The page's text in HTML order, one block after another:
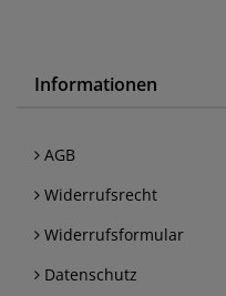
Informationen
AGB
Widerrufsrecht
Widerrufsformular
Datenschutz